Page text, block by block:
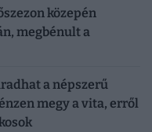
közepén
megbénult a
a népszerű
megy a vita, erről